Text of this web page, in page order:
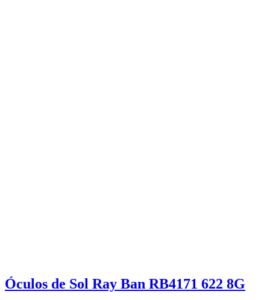
Óculos de Sol Ray Ban RB4171 622 8G